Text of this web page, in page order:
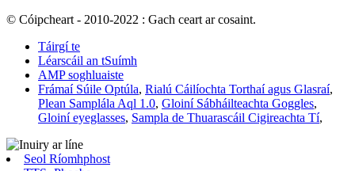
© Cóipcheart - 2010-2022 : Gach ceart ar cosaint.
Táirgí te
Léarscáil an tSuímh
AMP soghluaiste
Frámaí Súile Optúla, Rialú Cáilíochta Torthaí agus Glasraí,
Plean Samplála Aql 1.0, Gloiní Sábháilteachta Goggles,
Gloiní eyeglasses, Sampla de Thuarascáil Cigireachta Tí,
Seol Ríomhphost